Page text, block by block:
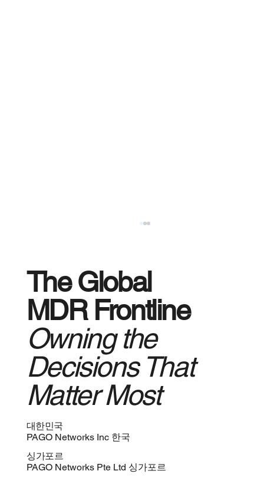
AI 시대 IT 및 보안의 환경 변화와 CISO의
새로운 역할
The Global
MDR Frontline
Owning the
Decisions That
Matter Most
대한민국
PAGO Networks Inc 한국
싱가포르
PAGO Networks Pte Ltd 싱가포르